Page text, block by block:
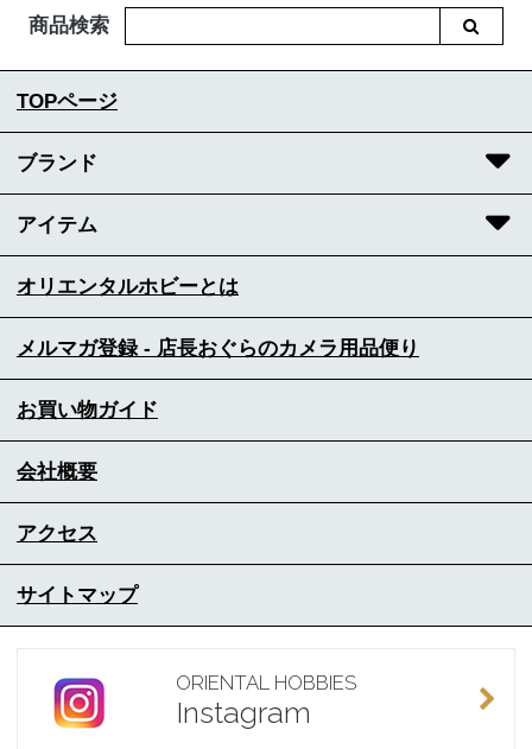
商品検索
TOPページ
ブランド
アイテム
オリエンタルホビーとは
メルマガ登録 - 店長おぐらのカメラ用品便り
お買い物ガイド
会社概要
アクセス
サイトマップ
ORIENTAL HOBBIES
Instagram